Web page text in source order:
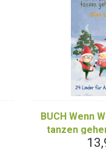
BUCH Wenn
tanzen
Advent und